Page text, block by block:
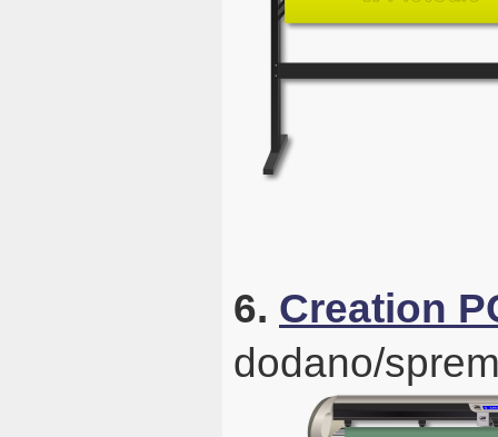
6. Creation
dodano/